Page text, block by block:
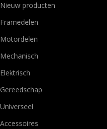
Nieuw producten
Framedelen
Motordelen
Mechanisch
Elektrisch
Gereedschap
Universeel
Accessoires